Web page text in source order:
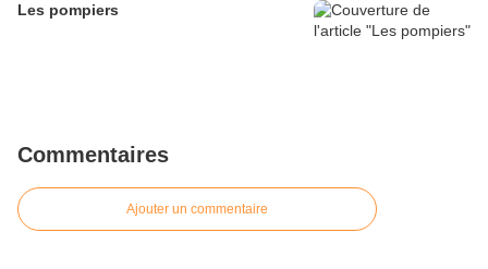
Les pompiers
Commentaires
Ajouter un commentaire